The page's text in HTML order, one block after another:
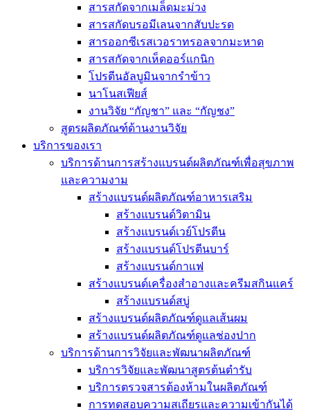
สารสกัดจากเมล็ดมะม่วง
สารสกัดบรอมีเลนจากสับปะรด
สารออกซีเรสเวอราทรอลจากมะหาด
สารสกัดจากเห็ดออร์แกนิก
โปรตีนอัลบูมินจากรำข้าว
นาโนสเฟียส์
งานวิจัย “กัญชา” และ “กัญชง”
สูตรผลิตภัณฑ์ด้านงานวิจัย
บริการของเรา
บริการด้านการสร้างแบรนด์ผลิตภัณฑ์เพื่อสุขภาพ
และความงาม
สร้างแบรนด์ผลิตภัณฑ์อาหารเสริม
สร้างแบรนด์วิตามิน
สร้างแบรนด์เวย์โปรตีน
สร้างแบรนด์โปรตีนบาร์
สร้างแบรนด์กาแฟ
สร้างแบรนด์เครื่องสำอางและครีมสกินแคร์
สร้างแบรนด์สบู่
สร้างแบรนด์ผลิตภัณฑ์ดูแลเส้นผม
สร้างแบรนด์ผลิตภัณฑ์ดูแลช่องปาก
บริการด้านการวิจัยและพัฒนาผลิตภัณฑ์
บริการวิจัยและพัฒนาสูตรต้นตำรับ
บริการตรวจสารต้องห้ามในผลิตภัณฑ์
การทดสอบความสเถียรและความเข้ากันได้